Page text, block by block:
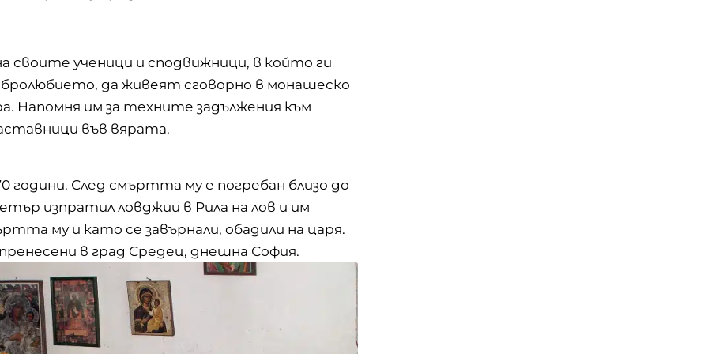
ученици и сподвижници, в който ги
да живеят сговорно в монашеско
Напомня им за техните задължения към
във вярата.
години. След смъртта му е погребан близо до
изпратил ловджии в Рила на лов и им
му и като се завърнали, обадили на царя.
в град Средец, днешна София.